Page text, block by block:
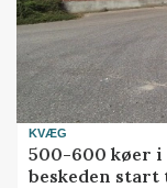
KVÆG
500-600 køer
beskeden